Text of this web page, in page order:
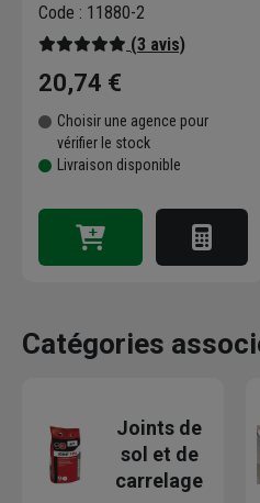
Code : 11880-2
(3 avis)
20,74 €
Choisir une agence pour
vérifier le stock
Livraison disponible
Catégories
Joints de
sol et de
carrelage